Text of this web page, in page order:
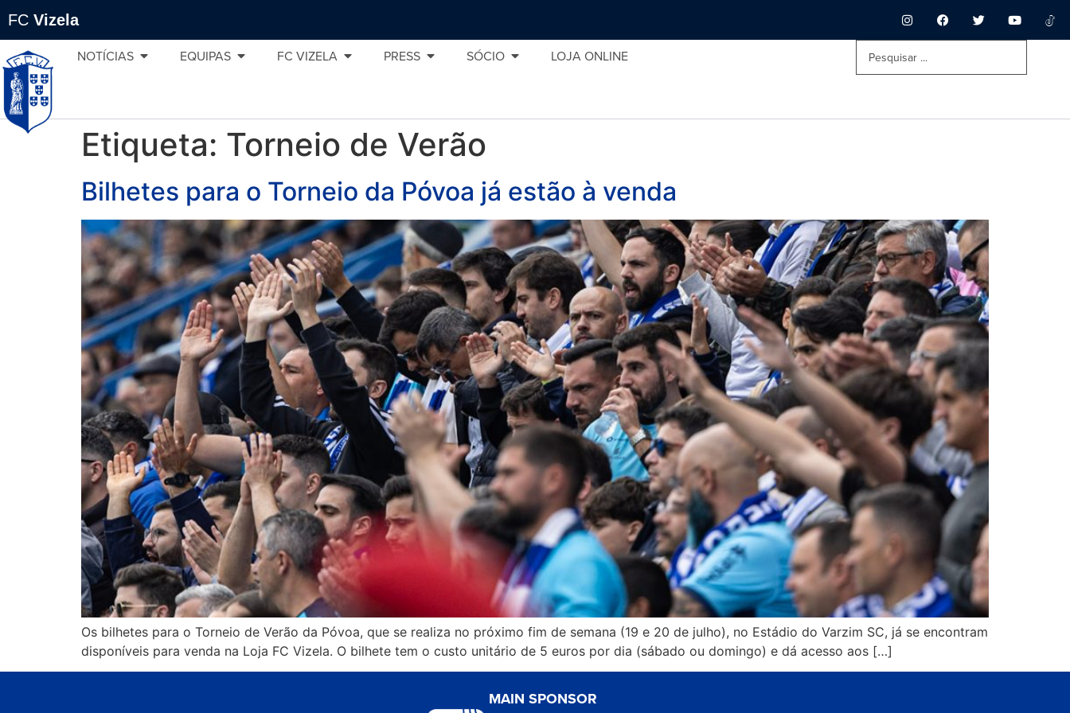
FC Vizela
NOTÍCIAS EQUIPAS FC VIZELA PRESS SÓCIO LOJA ONLINE
Etiqueta: Torneio de Verão
Bilhetes para o Torneio da Póvoa já estão à venda
Os bilhetes para o Torneio de Verão da Póvoa, que se realiza no próximo fim de semana (19 e 20 de julho), no Estádio do Varzim SC, já se encontram
disponíveis para venda na Loja FC Vizela. O bilhete tem o custo unitário de 5 euros por dia (sábado ou domingo) e dá acesso aos […]
MAIN SPONSOR